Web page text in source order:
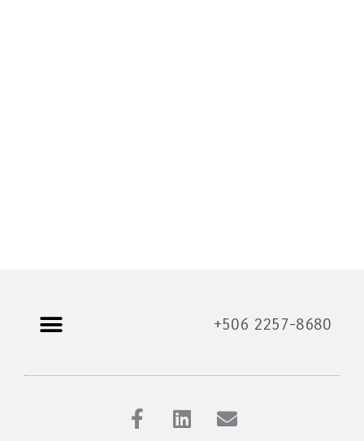
+506 2257-8680